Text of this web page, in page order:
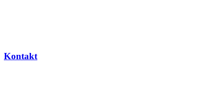
Kontakt